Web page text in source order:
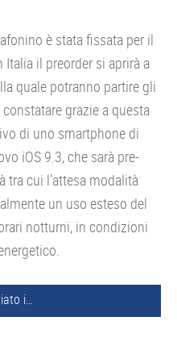
è stata fissata per il
Italia il preorder si aprirà a
quale potranno partire gli
grazie a questa
di uno smartphone di
iOS 9.3, che sarà pre-
tra cui l’attesa modalità
un uso esteso del
notturni, in condizioni
in: